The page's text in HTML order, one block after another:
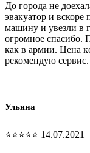
До города не
эвакуатор и
машину и увезли в
огромное спасибо.
как в армии. Цена
рекомендую сервис.
Ульяна
⭐⭐⭐⭐⭐ 14.07.2021